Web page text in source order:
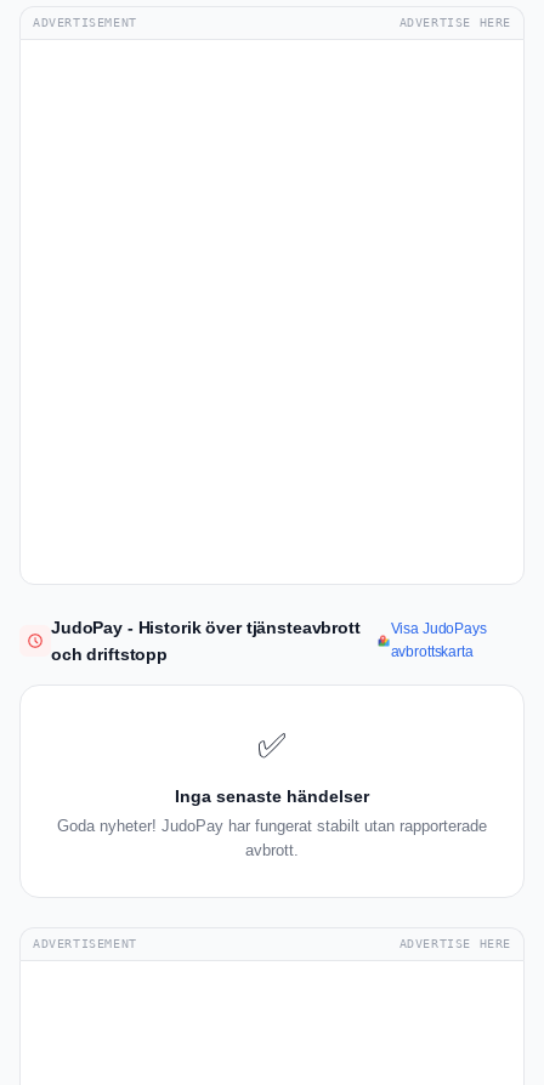
ADVERTISEMENT ADVERTISE HERE
JudoPay - Historik över tjänsteavbrott
och driftstopp
Visa JudoPays
avbrottskarta
✅
Inga senaste händelser
Goda nyheter! JudoPay har fungerat stabilt utan rapporterade
avbrott.
ADVERTISEMENT ADVERTISE HERE